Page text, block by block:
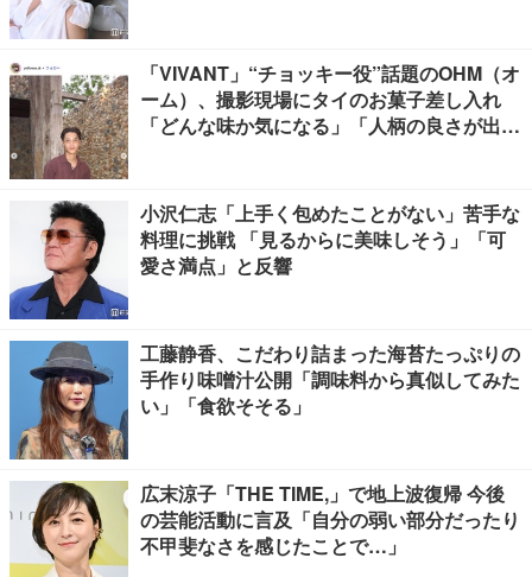
「VIVANT」“チョッキー役”話題のOHM（オ
ーム）、撮影現場にタイのお菓子差し入れ
「どんな味か気になる」「人柄の良さが出て
小沢仁志「上手く包めたことがない」苦手な
料理に挑戦 「見るからに美味しそう」「可
愛さ満点」と反響
工藤静香、こだわり詰まった海苔たっぷりの
手作り味噌汁公開「調味料から真似してみた
い」「食欲そそる」
広末涼子「THE TIME,」で地上波復帰 今後
の芸能活動に言及「自分の弱い部分だったり
不甲斐なさを感じたことで…」